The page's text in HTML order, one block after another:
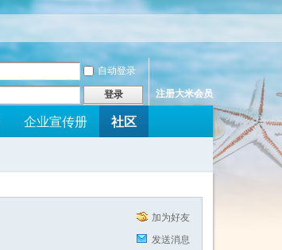
自动登录
登录 注册大米会员
企业宣传册 社区
加为好友
发送消息